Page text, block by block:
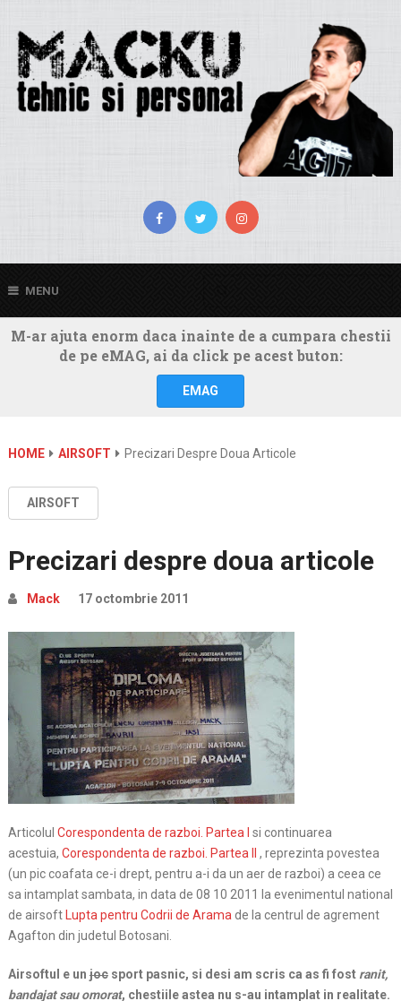
MENU
M-ar ajuta enorm daca inainte de a cumpara chestii
de pe eMAG, ai da click pe acest buton:
EMAG
HOME AIRSOFT Precizari Despre Doua Articole
AIRSOFT
Precizari despre doua articole
Mack 17 octombrie 2011
Articolul Corespondenta de razboi. Partea I
si continuarea
acestuia, Corespondenta de razboi. Partea II
, reprezinta povestea
(un pic coafata ce-i drept, pentru a-i da un aer de razboi) a ceea ce
sa intamplat sambata, in data de 08 10 2011 la evenimentul national
de airsoft
Lupta pentru Codrii de Arama de la centrul de agrement
Agafton din judetul Botosani.
Airsoftul e un jocsport pasnic, si desi am scris ca as fi fost ranit,
bandajat sau omorat, chestiile astea nu s-au intamplat in realitate.